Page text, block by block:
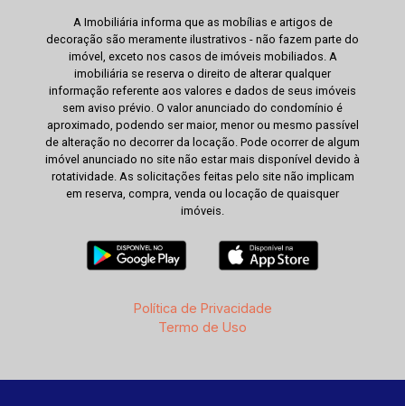
A Imobiliária informa que as mobílias e artigos de
decoração são meramente ilustrativos - não fazem parte do
imóvel, exceto nos casos de imóveis mobiliados. A
imobiliária se reserva o direito de alterar qualquer
informação referente aos valores e dados de seus imóveis
sem aviso prévio. O valor anunciado do condomínio é
aproximado, podendo ser maior, menor ou mesmo passível
de alteração no decorrer da locação. Pode ocorrer de algum
imóvel anunciado no site não estar mais disponível devido à
rotatividade. As solicitações feitas pelo site não implicam
em reserva, compra, venda ou locação de quaisquer
imóveis.
Política de Privacidade
Termo de Uso